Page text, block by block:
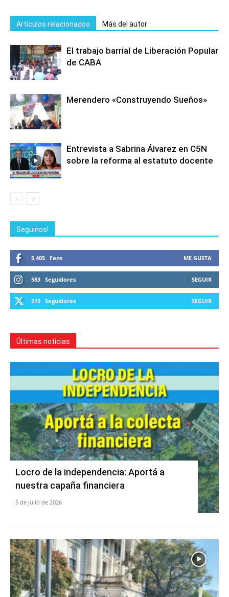
Artículos relacionados Más del autor
El trabajo barrial de Liberación Popular
de CABA
Merendero «Construyendo Sueños»
Entrevista a Sabrina Álvarez en C5N
sobre la reforma al estatuto docente
Seguinos!
5,405 Fans ME GUSTA
583 Seguidores SEGUIR
213 Seguidores SEGUIR
Últimas noticias
Locro de la independencia: Aportá a
nuestra capaña financiera
5 de julio de 2026